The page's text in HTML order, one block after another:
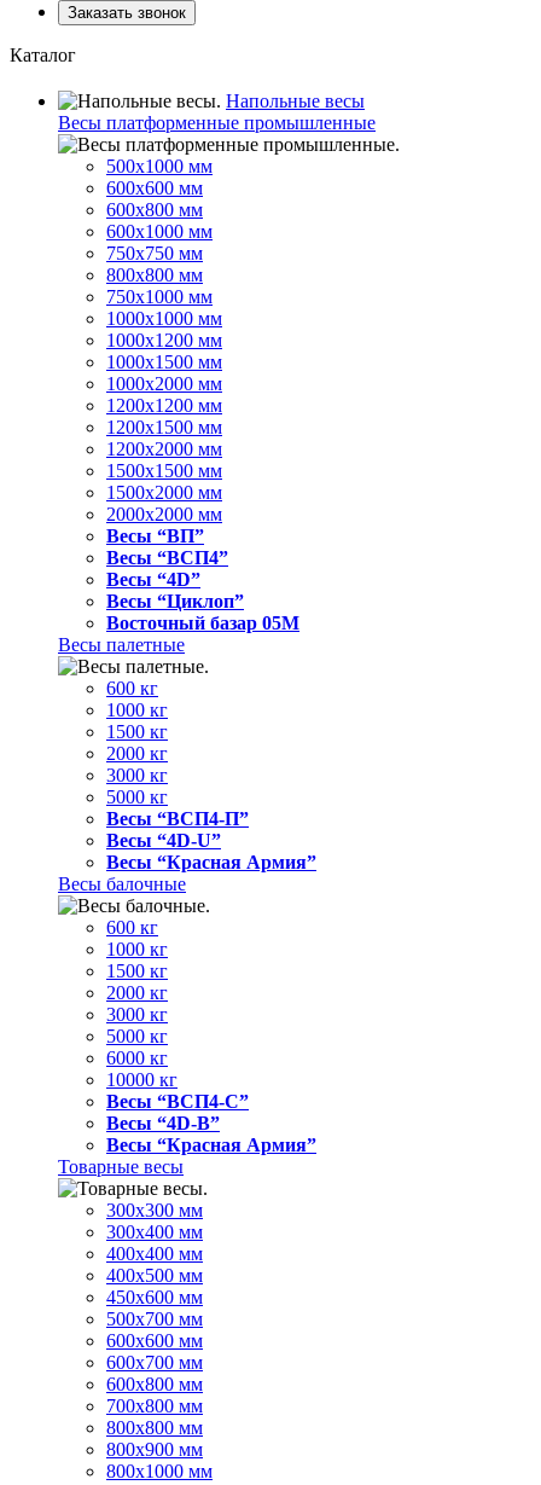
Заказать звонок
Каталог
Напольные весы
Весы платформенные промышленные
500x1000 мм
600x600 мм
600x800 мм
600x1000 мм
750x750 мм
800x800 мм
750x1000 мм
1000x1000 мм
1000x1200 мм
1000x1500 мм
1000x2000 мм
1200x1200 мм
1200x1500 мм
1200x2000 мм
1500x1500 мм
1500x2000 мм
2000x2000 мм
Весы “ВП”
Весы “ВСП4”
Весы “4D”
Весы “Циклоп”
Восточный базар 05M
Весы палетные
600 кг
1000 кг
1500 кг
2000 кг
3000 кг
5000 кг
Весы “ВСП4-П”
Весы “4D-U”
Весы “Красная Армия”
Весы балочные
600 кг
1000 кг
1500 кг
2000 кг
3000 кг
5000 кг
6000 кг
10000 кг
Весы “ВСП4-С”
Весы “4D-В”
Весы “Красная Армия”
Товарные весы
300х300 мм
300х400 мм
400х400 мм
400х500 мм
450х600 мм
500х700 мм
600х600 мм
600х700 мм
600х800 мм
700х800 мм
800х800 мм
800х900 мм
800х1000 мм